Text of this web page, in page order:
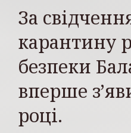
За
карантину
безпеки
вперше
році.